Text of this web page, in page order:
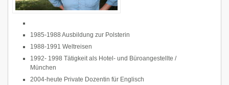
1985-1988 Ausbildung zur Polsterin
1988-1991 Weltreisen
1992- 1998 Tätigkeit als Hotel- und Büroangestellte /
München
2004-heute Private Dozentin für Englisch